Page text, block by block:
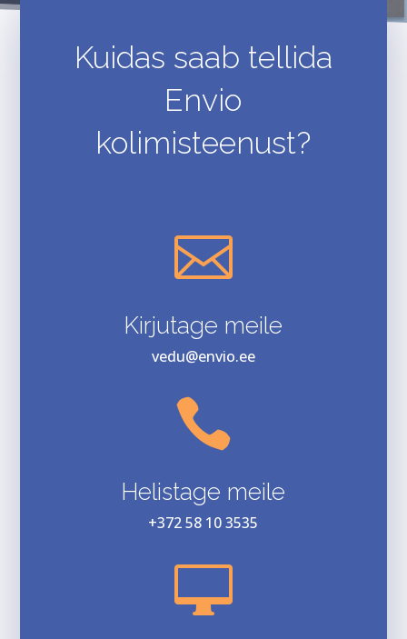
Kuidas saab tellida
Envio
kolimisteenust?

Kirjutage meile
vedu@envio.ee

Helistage meile
+372 58 10 3535
